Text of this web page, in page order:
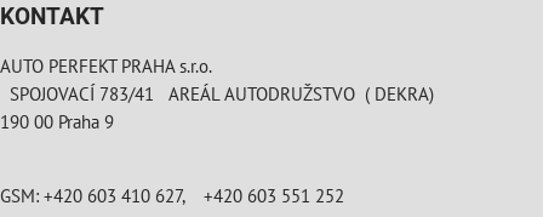
KONTAKT
AUTO PERFEKT PRAHA s.r.o.
SPOJOVACÍ 783/41 AREÁL AUTODRUŽSTVO ( DEKRA)
190 00 Praha 9
GSM: +420 603 410 627, +420 603 551 252